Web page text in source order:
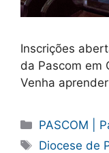
Inscrições
da Pascom em
Venha
Categorias
PASCOM |
Tags
Diocese de